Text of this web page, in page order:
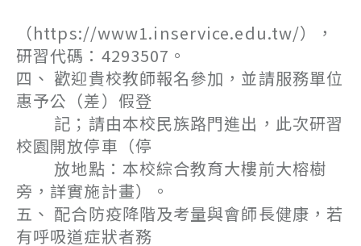
（https://www1.inservice.edu.tw/），
研習代碼：4293507。
四、 歡迎貴校教師報名參加，並請服務單位
惠予公（差）假登
記；請由本校民族路門進出，此次研習
校園開放停車（停
放地點：本校綜合教育大樓前大榕樹
旁，詳實施計畫）。
五、 配合防疫降階及考量與會師長健康，若
有呼吸道症狀者務